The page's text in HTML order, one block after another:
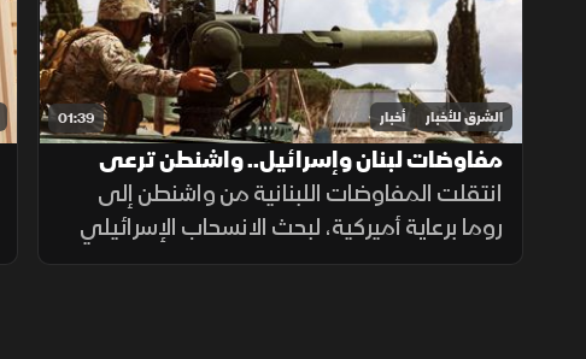
01:39 الشرق للأخبار أخبار
مفاوضات لبنان وإسرائيل.. واشنطن ترعى
المسار وروما تختبر الحل
انتقلت المفاوضات اللبنانية من واشنطن إلى
روما برعاية أميركية، لبحث الانسحاب الإسرائيلي
وانتشار الجيش والترتيبات الأمنية وسلاح حزب